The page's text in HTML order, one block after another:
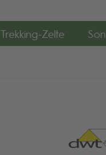
Trekking-Zelte